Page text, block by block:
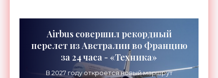
Airbus совершил рекордный
перелет из Австралии во Францию
за 24 часа - «Техника»
В 2027 году откроется новый маршрут